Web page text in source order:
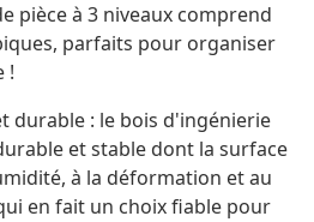
pièce à 3 niveaux comprend
parfaits pour organiser
!
durable : le bois d'ingénierie
et stable dont la surface
à la déformation et au
en fait un choix fiable pour